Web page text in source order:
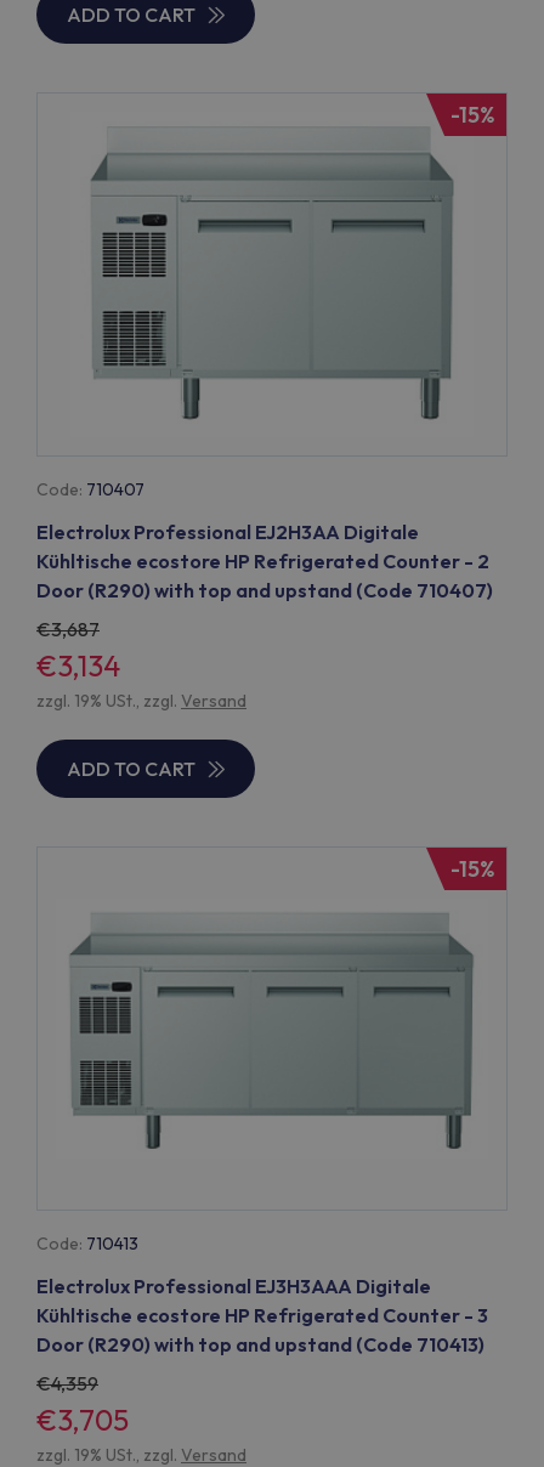
ADD TO CART
-15%
Code: 710407
Electrolux Professional EJ2H3AA Digitale
Kühltische ecostore HP Refrigerated Counter - 2
Door (R290) with top and upstand (Code 710407)
3,687
€3,134
zzgl. 19% USt., zzgl. Versand
ADD TO CART
-15%
Code: 710413
Electrolux Professional EJ3H3AAA Digitale
Kühltische ecostore HP Refrigerated Counter - 3
Door (R290) with top and upstand (Code 710413)
4,359
€3,705
zzgl. 19% USt., zzgl. Versand